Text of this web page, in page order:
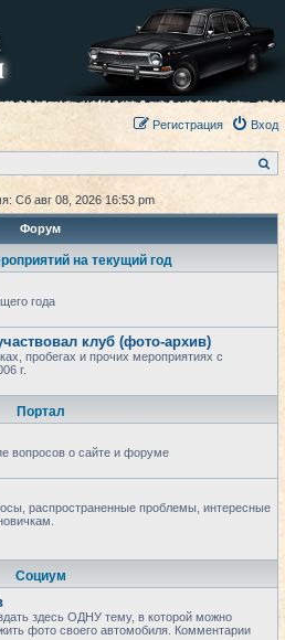
Вход
Регистрация
о
к
Сб авг 08, 2026 16:53 pm
Форум
на текущий год
года
клуб (фото-архив)
пробегах и прочих мероприятиях с
г.
Портал
вопросов о сайте и форуме
распространенные проблемы, интересные
Социум
здесь ОДНУ тему, в которой можно
фото своего автомобиля. Комментарии